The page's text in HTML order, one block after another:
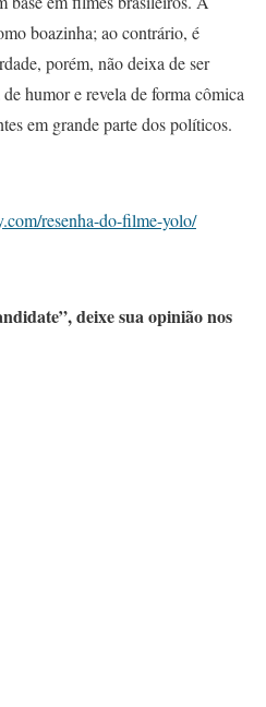
boazinha; ao contrário, é
porém, não deixa de ser
humor e revela de forma cômica
em grande parte dos políticos.
resenha-do-filme-yolo/
deixe sua opinião nos